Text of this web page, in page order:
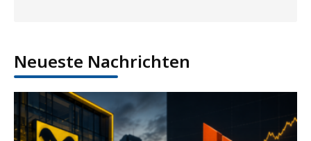
Neueste Nachrichten